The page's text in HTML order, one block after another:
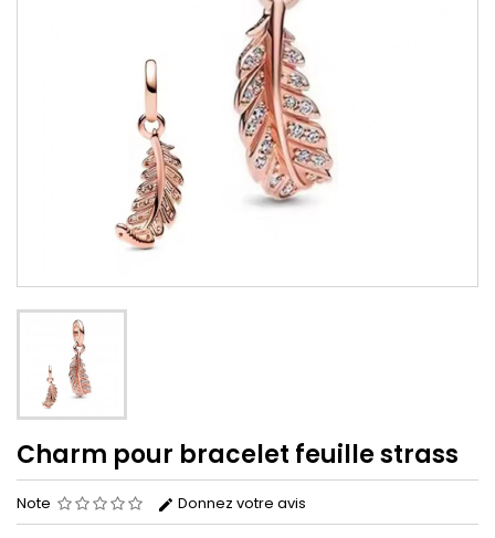
Charm pour bracelet feuille strass
Note Donnez votre avis